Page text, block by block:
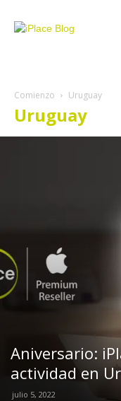
Comienzo Uruguay
Uruguay
Aniversario:
actividad en
julio 5, 2022